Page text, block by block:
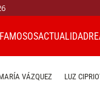
FAMOSOSACTUALIDAD
VÁZQUEZ LUZ